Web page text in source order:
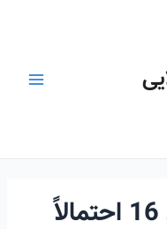
تمام مدل‌های آیفون 16 احتمالاً